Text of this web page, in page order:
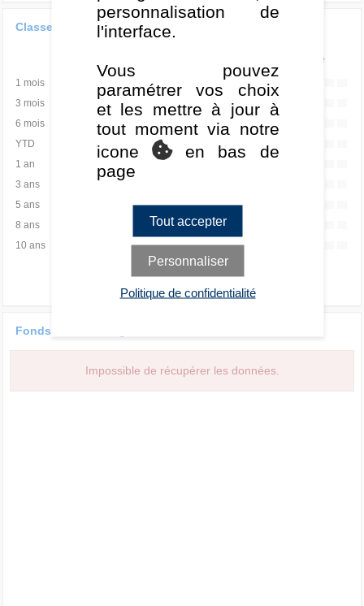
Classement de la performance
Quartile
1 mois
3 mois
-
6 mois
-
YTD
1 an
3 ans
5 ans
-
8 ans
-
10 ans
-
Fonds versus catégorie
Impossible de récupérer les données.
personnalisation de
l'interface.
Vous pouvez
paramétrer vos choix
et les mettre à jour à
tout moment via notre
icone
en bas de
page
Tout accepter
Personnaliser
Politique de confidentialité